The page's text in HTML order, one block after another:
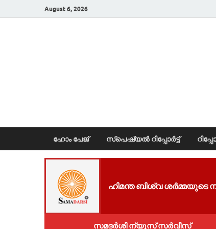
August 6, 2026
ഹോം പേജ് സ്പെഷ്യൽ റിപ്പോര്‍ട്ട്
ഹിമന്ത ബിശ്വ ശർമ്മയുടെ
സമദർശി ന്യൂസ് സർവീസ്